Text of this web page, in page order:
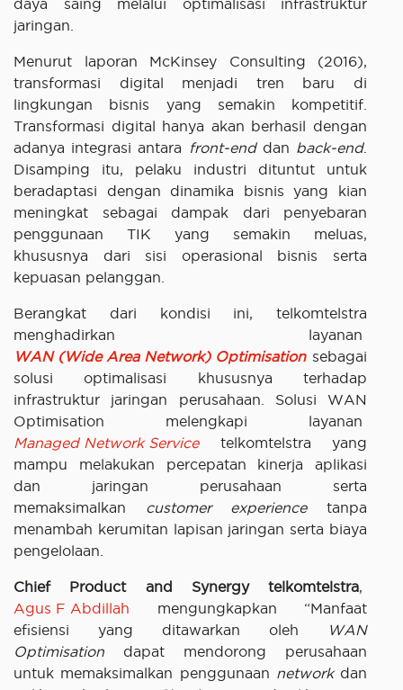
daya saing melalui optimalisasi infrastruktur
jaringan.
Menurut laporan McKinsey Consulting (2016),
transformasi digital menjadi tren baru di
lingkungan bisnis yang semakin kompetitif.
Transformasi digital hanya akan berhasil dengan
adanya integrasi antara
front-enddan back-end.
Disamping itu, pelaku industri dituntut untuk
beradaptasi dengan dinamika bisnis yang kian
meningkat sebagai dampak dari penyebaran
penggunaan TIK yang semakin meluas,
khususnya dari sisi operasional bisnis serta
kepuasan pelanggan.
Berangkat dari kondisi ini, telkomtelstra
menghadirkan layanan
WAN (Wide Area Network) Optimisationsebagai
solusi optimalisasi khususnya terhadap
infrastruktur jaringan perusahaan. Solusi WAN
Optimisation melengkapi layanan
Managed Network Servicetelkomtelstra yang
mampu melakukan percepatan kinerja aplikasi
dan jaringan perusahaan serta
memaksimalkan customer experiencetanpa
menambah kerumitan lapisan jaringan serta biaya
pengelolaan.
Chief Product and Synergy telkomtelstra,
Agus F Abdillah mengungkapkan “Manfaat
efisiensi yang ditawarkan oleh
WAN
Optimisation dapat mendorong perusahaan
untuk memaksimalkan penggunaan networkdan